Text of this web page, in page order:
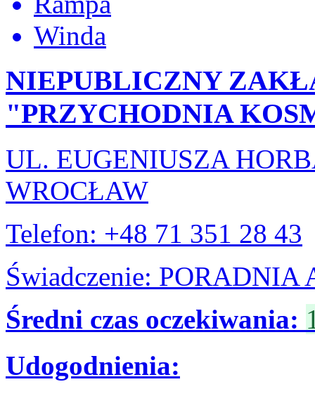
Winda
NIEPUBLICZNY
"PRZYCHODNIA
UL. EUGENIUSZA
WROCŁAW
Telefon: +48 71 351 28 43
Świadczenie:
Średni czas oczekiwania:
Udogodnienia: